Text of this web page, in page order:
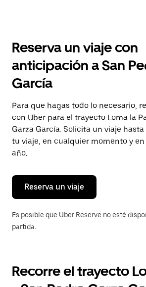
el
y
selecciona
una
Presiona
la
tecla Esc
para
cerrar
el
calendario.
Reserva un viaje con
anticipación a San
García
Para que hagas todo lo necesario,
con Uber para el trayecto Loma la
Garza García. Solicita un viaje
tu viaje, en cualquier momento y
año.
Reserva un viaje
Es posible que Uber Reserve no esté
partida.
Recorre el trayecto